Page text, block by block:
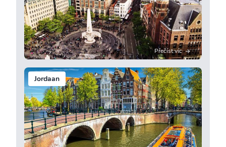
Přečíst víc
Jordaan